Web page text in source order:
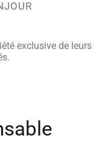
exclusive de leurs